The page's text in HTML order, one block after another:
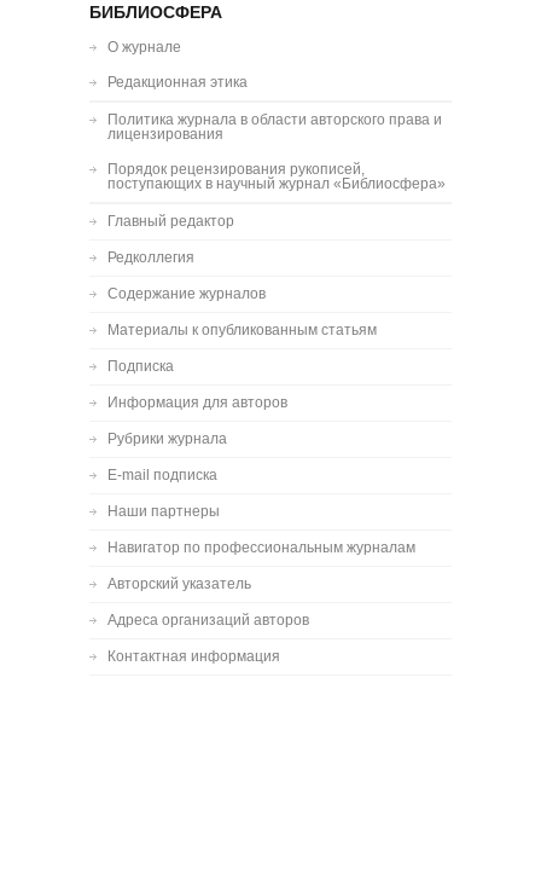
БИБЛИОСФЕРА
О журнале
Редакционная этика
Политика журнала в области авторского права и
лицензирования
Порядок рецензирования рукописей,
поступающих в научный журнал «Библиосфера»
Главный редактор
Редколлегия
Содержание журналов
Материалы к опубликованным статьям
Подписка
Информация для авторов
Рубрики журнала
E-mail подписка
Наши партнеры
Навигатор по профессиональным журналам
Авторский указатель
Адреса организаций авторов
Контактная информация